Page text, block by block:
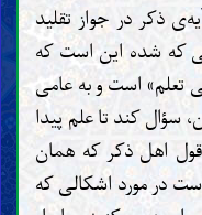
ذکر در جواز تقلید
که شده این است که
تعلم» است و به عامی
کند تا علم پیدا
اهل ذکر که همان
در مورد اشکالی که